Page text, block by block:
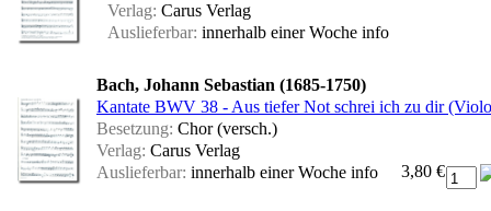
Verlag: Carus Verlag
Auslieferbar: innerhalb einer Woche info
Bach, Johann Sebastian (1685-1750)
Kantate BWV 38 - Aus tiefer Not schrei ich zu dir
Besetzung: Chor (versch.)
Verlag: Carus Verlag
Auslieferbar: innerhalb einer Woche info 3,80 €